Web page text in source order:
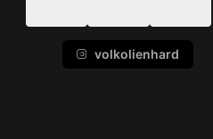
volkolienhard